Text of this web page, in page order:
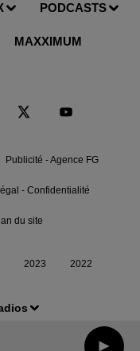
PODCASTS
MAXXIMUM
Publicité - Agence FG
- Confidentialité
du site
2023 2022